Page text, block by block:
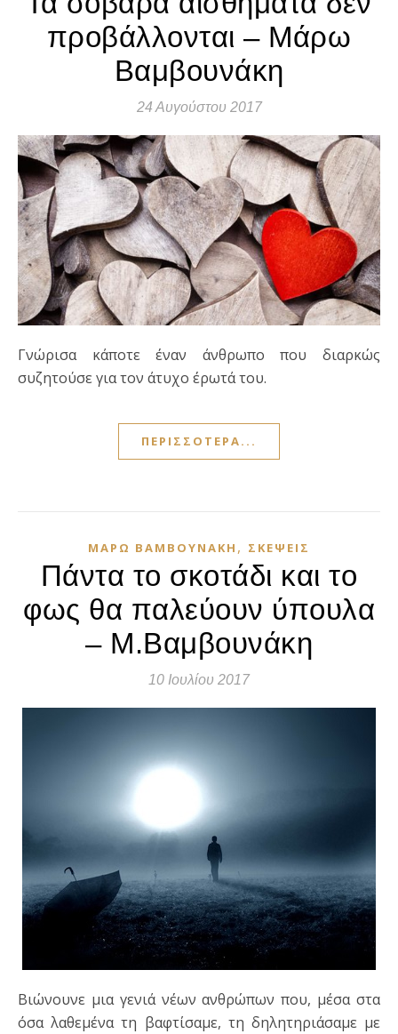
προβάλλονται – Μάρω
Βαμβουνάκη
24 Αυγούστου 2017
Γνώρισα κάποτε έναν άνθρωπο που διαρκώς
συζητούσε για τον άτυχο έρωτά του.
ΠΕΡΙΣΣΌΤΕΡΑ...
ΜΆΡΩ ΒΑΜΒΟΥΝΆΚΗ , ΣΚΈΨΕΙΣ
Πάντα το σκοτάδι και το
φως θα παλεύουν ύπουλα
– Μ.Βαμβουνάκη
10 Ιουλίου 2017
Βιώνουνε μια γενιά νέων ανθρώπων που, μέσα στα
όσα λαθεμένα τη βαφτίσαμε, τη δηλητηριάσαμε με